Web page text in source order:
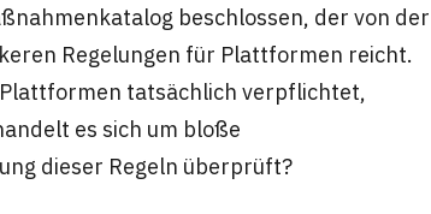
beschlossen, der von der
Regelungen für Plattformen reicht.
Plattformen tatsächlich verpflichtet,
es sich um bloße
dieser Regeln überprüft?